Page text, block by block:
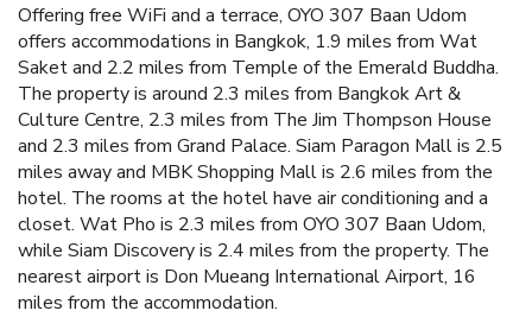
Offering free WiFi and a terrace, OYO 307 Baan Udom
offers accommodations in Bangkok, 1.9 miles from Wat
Saket and 2.2 miles from Temple of the Emerald Buddha.
The property is around 2.3 miles from Bangkok Art &
Culture Centre, 2.3 miles from The Jim Thompson House
and 2.3 miles from Grand Palace. Siam Paragon Mall is 2.5
miles away and MBK Shopping Mall is 2.6 miles from the
hotel. The rooms at the hotel have air conditioning and a
closet. Wat Pho is 2.3 miles from OYO 307 Baan Udom,
while Siam Discovery is 2.4 miles from the property. The
nearest airport is Don Mueang International Airport, 16
miles from the accommodation.